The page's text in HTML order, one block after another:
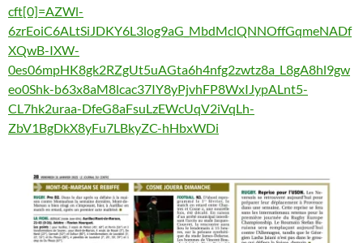
cft[0]=AZWl-
6zrEoiC6ALtSiJDKY6L3log9aG_MbdMclQNNOffGqmeNADf
XQwB-IXW-
0es06mpHK8gk2RZgUt5uAGta6h4nfg2zwtz8a_L8gA8hl9gw
eo0Shk-b63x8aM8lcac37IY8yPjvhFP8WxIJypALnt5-
CL7hk2uraa-DfeG8aFsuLzEWcUqV2iVqLh-
ZbV1BgDkX8yFu7LBkyZC-hHbxWDi